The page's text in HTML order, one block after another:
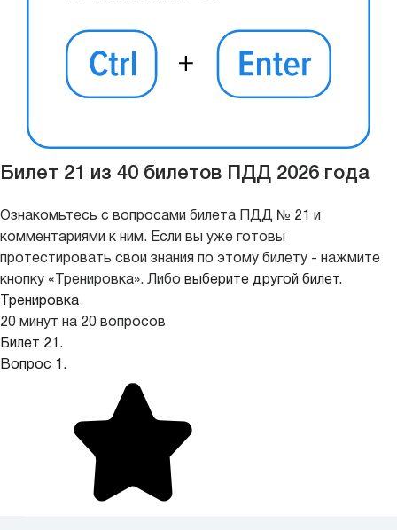
Билет 21 из 40 билетов ПДД 2026 года
Ознакомьтесь с вопросами билета ПДД № 21 и
комментариями к ним. Если вы уже готовы
протестировать свои знания по этому билету - нажмите
кнопку «Тренировка». Либо выберите другой билет.
Тренировка
20 минут на 20 вопросов
Билет 21.
Вопрос 1.